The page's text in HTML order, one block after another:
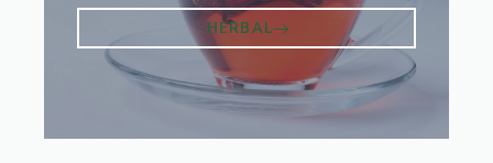
HERBAL